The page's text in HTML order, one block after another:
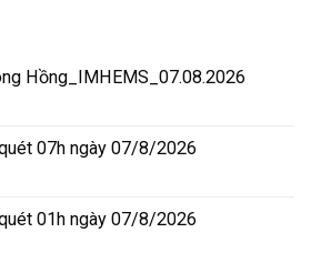
Hồng_IMHEMS_07.08.2026
tin
07h ngày 07/8/2026
tin
01h ngày 07/8/2026